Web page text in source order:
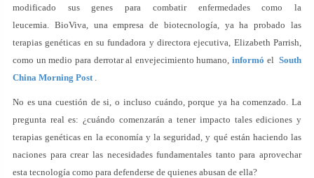
modificado sus genes para combatir enfermedades como la
leucemia. BioViva, una empresa de biotecnología, ya ha probado las
terapias genéticas en su fundadora y directora ejecutiva, Elizabeth Parrish,
como un medio para derrotar al envejecimiento humano,informó elSouth
China Morning Post.
No es una cuestión de si, o incluso cuándo, porque ya ha comenzado. La
pregunta real es: ¿cuándo comenzarán a tener impacto tales ediciones y
terapias genéticas en la economía y la seguridad, y qué están haciendo las
naciones para crear las necesidades fundamentales tanto para aprovechar
esta tecnología como para defenderse de quienes abusan de ella?